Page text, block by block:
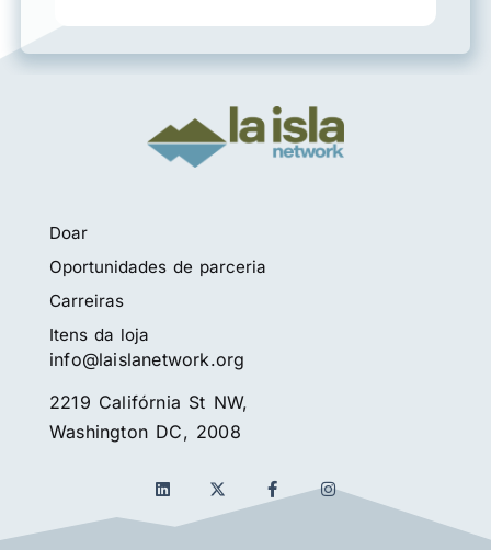
Doar
Oportunidades de parceria
Carreiras
Itens da loja
info@laislanetwork.org
2219 Califórnia St NW,
Washington DC, 2008
L
i
n
F
a
I
n